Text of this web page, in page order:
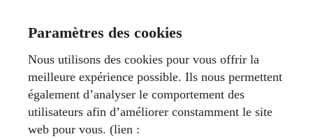
des Max-Planck-Instituts für Gesellschaftsforschung in
Artikel
Paramètres des cookies
Nous utilisons des cookies pour vous offrir la
meilleure expérience possible. Ils nous permettent
également d’analyser le comportement des
utilisateurs afin d’améliorer constamment le site
web pour vous. (lien :